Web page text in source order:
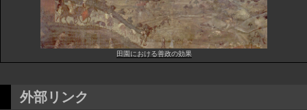
田園における善政の効果
外部リンク